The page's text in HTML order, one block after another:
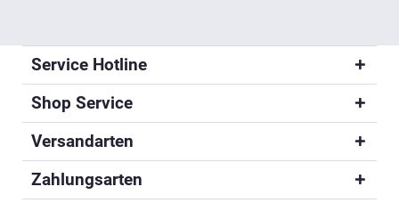
Service Hotline
Shop Service
Versandarten
Zahlungsarten